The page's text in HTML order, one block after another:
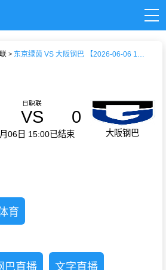
东京绿茵 VS 大阪钢巴 【2026-06-06 15:00:00】
日职联
VS 0
06日 15:00已结束 大阪钢巴
育
巴直播 文字直播